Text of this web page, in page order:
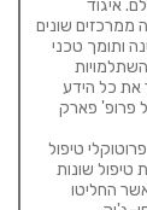
העולם. איגוד
ממרכזים שונים
ותומך טכני
את כל הידע
פרופ' פארק
טיפול
החליטו